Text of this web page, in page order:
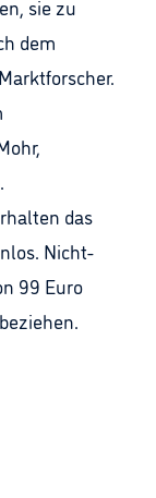
sie zu
dem
das
Nicht-
99 Euro